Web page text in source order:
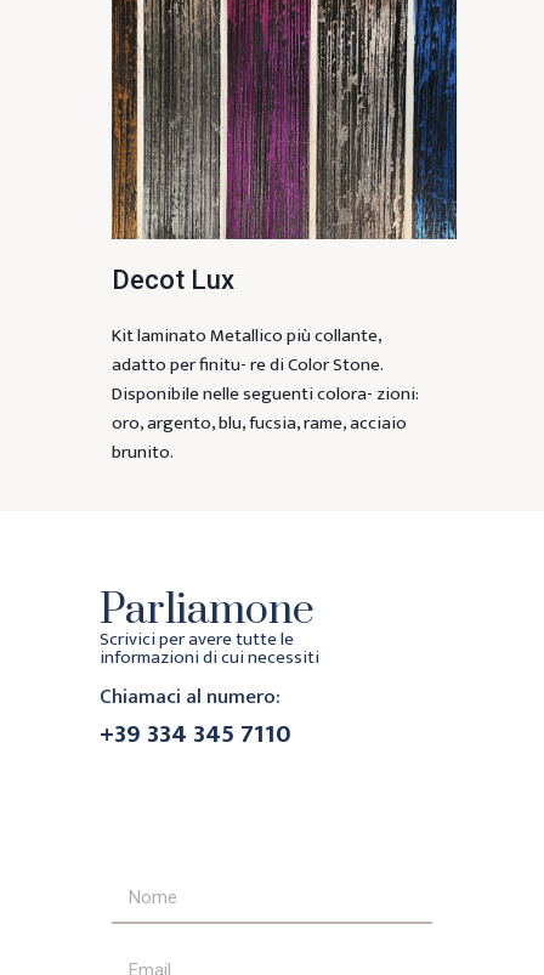
Decot Lux
Kit laminato Metallico più collante,
adatto per finitu- re di Color Stone.
Disponibile nelle seguenti colora- zioni:
oro, argento, blu, fucsia, rame, acciaio
brunito.
Parliamone
Scrivici per avere tutte le
informazioni di cui necessiti
Chiamaci al numero:
+39 334 345 7110